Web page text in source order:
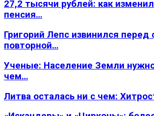
27,2 тысячи рублей: как
пенсия…
Григорий Лепс извинился перед
повторной…
Ученые: Население Земли
чем…
Литва осталась ни с чем: